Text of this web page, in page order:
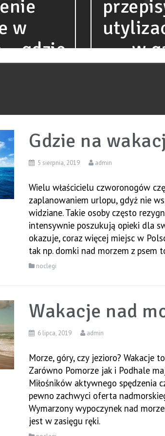
w
gdzie
z
w
Gdzie na
5 sierpnia, 2019 admin
Wielu właścicielu czworonogów
zaplanowaniem urlopu, gdyż nie
widziane. Takie osoby często
intensywnie poszukują opieki dla
okazuje, coraz więcej miejsc w
tak np. domki nad morzem z psem
noclegi
Wakacje nad
6 lipca, 2019 admin
Morze, góry, czy jezioro? Wakacje
Zarówno Pomorze jak i Podhale
Miłośników aktywnego spędzenia
pewno zachwyci oferta
Wymarzony wypoczynek nad
jest w zasięgu ręki.